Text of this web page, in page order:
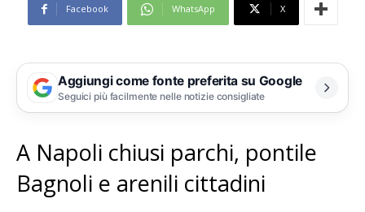
Facebook WhatsApp X
Aggiungi come fonte preferita su Google
Seguici più facilmente nelle notizie consigliate
A Napoli chiusi parchi, pontile
Bagnoli e arenili cittadini